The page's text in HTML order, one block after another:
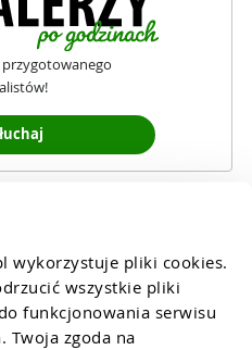
wykorzystuje pliki cookies.
wszystkie pliki
funkcjonowania serwisu
Twoja zgoda na
przygotowanego